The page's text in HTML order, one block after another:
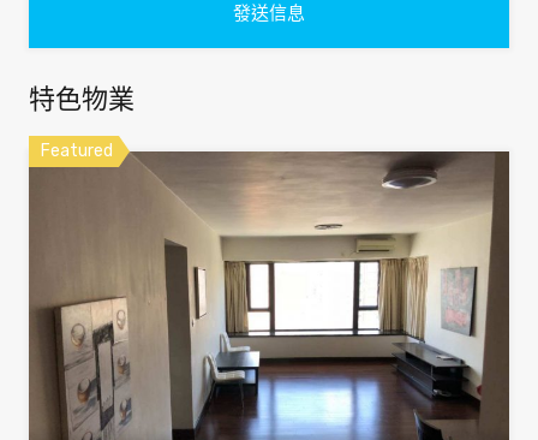
特色物業
Featured